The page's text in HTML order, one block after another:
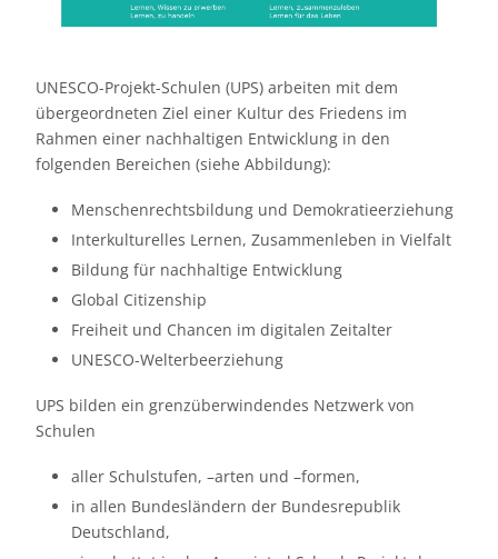
UNESCO-Projekt-Schulen (UPS) arbeiten mit dem
übergeordneten Ziel einer Kultur des Friedens im
Rahmen einer nachhaltigen Entwicklung in den
folgenden Bereichen (siehe Abbildung):
Menschenrechtsbildung und Demokratieerziehung
Interkulturelles Lernen, Zusammenleben in Vielfalt
Bildung für nachhaltige Entwicklung
Global Citizenship
Freiheit und Chancen im digitalen Zeitalter
UNESCO-Welterbeerziehung
UPS bilden ein grenzüberwindendes Netzwerk von
Schulen
aller Schulstufen, –arten und –formen,
in allen Bundesländern der Bundesrepublik
Deutschland,